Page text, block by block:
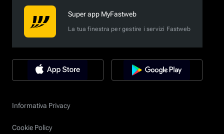
Super app MyFastweb
La tua finestra per gestire i servizi Fastweb
Informativa Privacy
Cookie Policy